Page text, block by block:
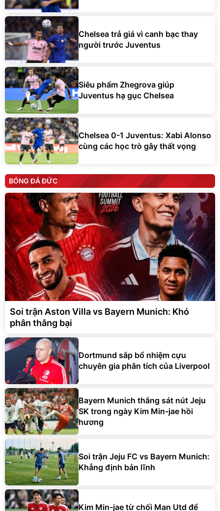
Chelsea trả giá vì canh bạc thay
người trước Juventus
Siêu phẩm Zhegrova giúp
Juventus hạ gục Chelsea
Chelsea 0-1 Juventus: Xabi Alonso
cùng các học trò gây thất vọng
BÓNG ĐÁ ĐỨC
Soi trận Aston Villa vs Bayern Munich: Khó
phân thắng bại
Dortmund sắp bổ nhiệm cựu
chuyên gia phân tích của Liverpool
Bayern Munich thắng sát nút Jeju
SK trong ngày Kim Min-jae hồi
hương
Soi trận Jeju FC vs Bayern Munich:
Khẳng định bản lĩnh
Kim Min-jae từ chối Man Utd để